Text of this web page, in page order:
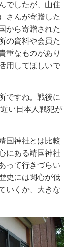
でしたが、山住
さんが寄贈した
から寄贈された
の資料や会員た
重なものがあり
用してほしいで
ですね。戦後に
い日本人戦犯が
国神社とは比較
にある靖国神社
って行きづらい
史には関心が低
いくか、大きな